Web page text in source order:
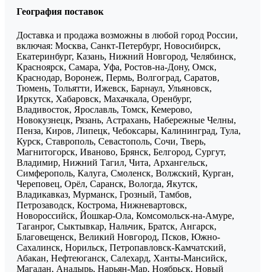
География поставок
Доставка и продажа возможны в любой город России,
включая: Москва, Санкт-Петербург, Новосибирск,
Екатеринбург, Казань, Нижний Новгород, Челябинск,
Красноярск, Самара, Уфа, Ростов-на-Дону, Омск,
Краснодар, Воронеж, Пермь, Волгоград, Саратов,
Тюмень, Тольятти, Ижевск, Барнаул, Ульяновск,
Иркутск, Хабаровск, Махачкала, Оренбург,
Владивосток, Ярославль, Томск, Кемерово,
Новокузнецк, Рязань, Астрахань, Набережные Челны,
Пенза, Киров, Липецк, Чебоксары, Калининград, Тула,
Курск, Ставрополь, Севастополь, Сочи, Тверь,
Магнитогорск, Иваново, Брянск, Белгород, Сургут,
Владимир, Нижний Тагил, Чита, Архангельск,
Симферополь, Калуга, Смоленск, Волжский, Курган,
Череповец, Орёл, Саранск, Вологда, Якутск,
Владикавказ, Мурманск, Грозный, Тамбов,
Петрозаводск, Кострома, Нижневартовск,
Новороссийск, Йошкар-Ола, Комсомольск-на-Амуре,
Таганрог, Сыктывкар, Нальчик, Братск, Ангарск,
Благовещенск, Великий Новгород, Псков, Южно-
Сахалинск, Норильск, Петропавловск-Камчатский,
Абакан, Нефтеюганск, Салехард, Ханты-Мансийск,
Магадан, Анадырь, Нарьян-Мар, Ноябрьск, Новый